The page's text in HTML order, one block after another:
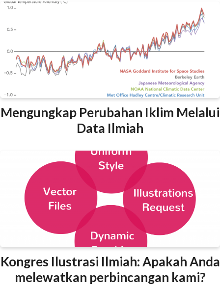
Mengungkap Perubahan Iklim Melalui
Data Ilmiah
Kongres Ilustrasi Ilmiah: Apakah Anda
melewatkan perbincangan kami?